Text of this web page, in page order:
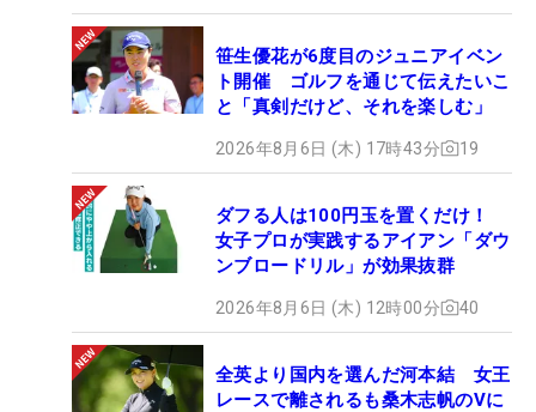
笹生優花が6度目のジュニアイベン
ト開催 ゴルフを通じて伝えたいこ
と「真剣だけど、それを楽しむ」
2026年8月6日 (木) 17時43分 19
ダフる人は100円玉を置くだけ！
女子プロが実践するアイアン「ダウ
ンブロードリル」が効果抜群
2026年8月6日 (木) 12時00分 40
全英より国内を選んだ河本結 女王
レースで離されるも桑木志帆のVに